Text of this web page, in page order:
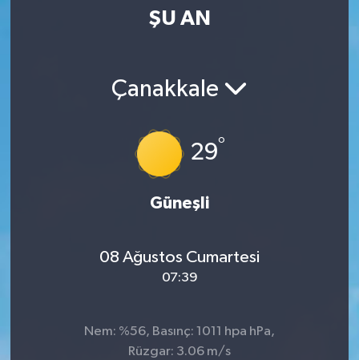
ŞU AN
Çanakkale
29°
Güneşli
08 Ağustos Cumartesi
07:39
Nem: %56, Basınç: 1011 hpa hPa,
Rüzgar: 3.06 m/s